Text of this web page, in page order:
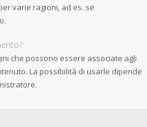
varie ragioni, ad es. se
che possono essere associate agli
La possibilità di usarle dipende